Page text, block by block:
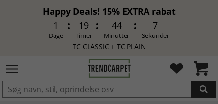
Happy Deals! 15% EXTRA rabat
1
Dage
19
Timer
44
Minutter
6
Sekunder
TC CLASSIC + TC PLAIN